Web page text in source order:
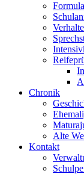
Chronik
Alte
Kontakt